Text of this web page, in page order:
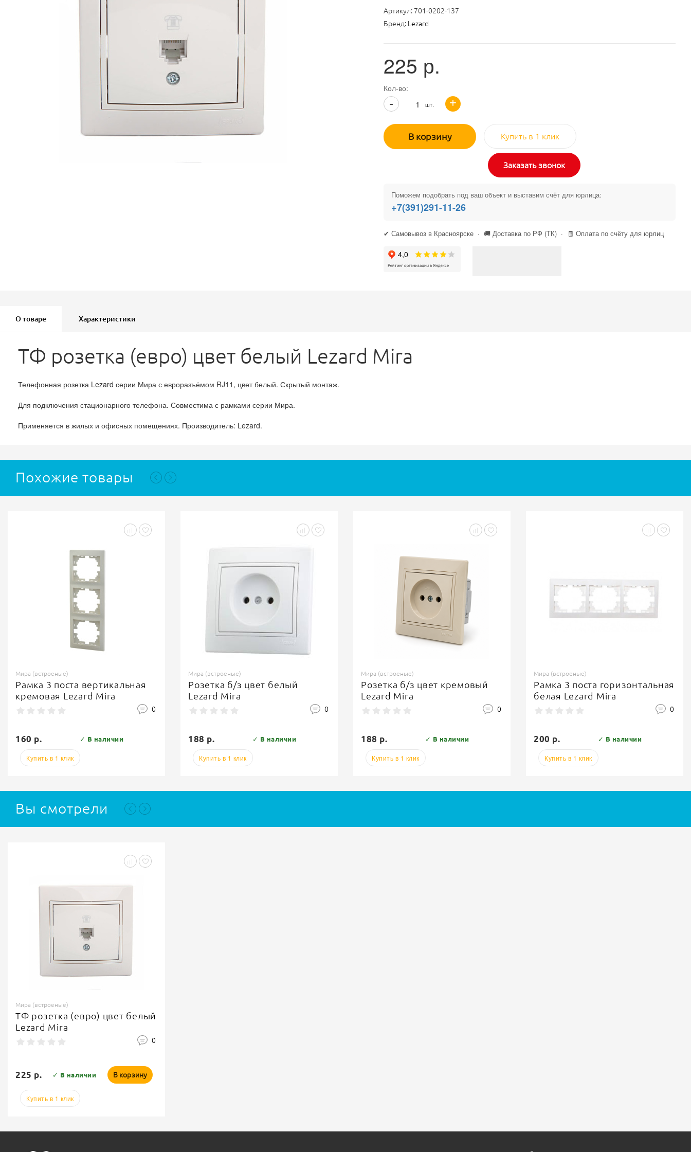
Артикул: 701-0202-137
Бренд: Lezard
225 р.
Кол-во:
шт. +
-
В корзину Купить в 1 клик
Заказать звонок
Поможем подобрать под ваш объект и выставим счёт для юрлица:
+7(391)291-11-26
✔ Самовывоз в Красноярске · 🚚 Доставка по РФ (ТК) · 🧾 Оплата по счёту для юрлиц
О товаре Характеристики
ТФ розетка (евро) цвет белый Lezard Mira
Телефонная розетка Lezard серии Мира с евроразъёмом RJ11, цвет белый. Скрытый монтаж.
Для подключения стационарного телефона. Совместима с рамками серии Мира.
Применяется в жилых и офисных помещениях. Производитель: Lezard.
Похожие товары
Мира (встроеные)
Розетка б/з цвет белый
Lezard Mira
0
188 р. ✓ В наличии
Купить в 1 клик
Мира (встроеные)
Розетка б/з цвет кремовый
Lezard Mira
0
188 р. ✓ В наличии
Купить в 1 клик
Мира (встроеные)
Рамка 3 поста горизонтальная
белая Lezard Mira
0
200 р. ✓ В наличии
Купить в 1 клик
Мира (встроеные)
Рамка 3 поста горизонтальная
кремовая Lezard Mira
0
220 р. ✓ В наличии
Купить в 1 клик
Вы смотрели
Мира (встроеные)
ТФ розетка (евро) цвет белый
Lezard Mira
0
225 р. ✓ В наличии В корзину
Купить в 1 клик